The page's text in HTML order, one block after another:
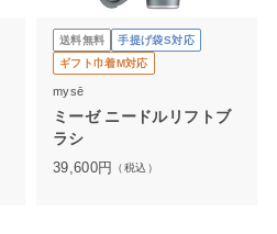
送料無料
手提げ袋S対応
ギフト巾着M対応
mysē
ミーゼ ニードルリフトブ
ラシ
39,600円 （税込）